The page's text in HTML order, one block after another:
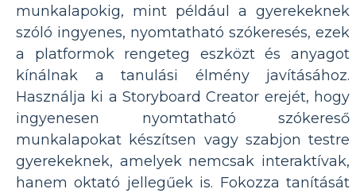
munkalapokig, mint például a gyerekeknek
szóló ingyenes, nyomtatható szókeresés, ezek
a platformok rengeteg eszközt és anyagot
kínálnak a tanulási élmény javításához.
Használja ki a Storyboard Creator erejét, hogy
ingyenesen nyomtatható szókereső
munkalapokat készítsen vagy szabjon testre
gyerekeknek, amelyek nemcsak interaktívak,
hanem oktató jellegűek is. Fokozza tanítását